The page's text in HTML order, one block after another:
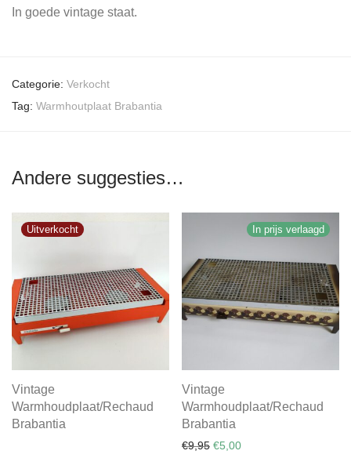
In goede vintage staat.
Categorie: Verkocht
Tag: Warmhoutplaat Brabantia
Andere suggesties…
Vintage
Warmhoudplaat/Rechaud
Brabantia
In prijs verlaagd
Vintage
Warmhoudplaat/Rechaud
Brabantia
€9,95 Oorspronkelijke prijs was:
€5,00Huidige prijs is: €5,00.